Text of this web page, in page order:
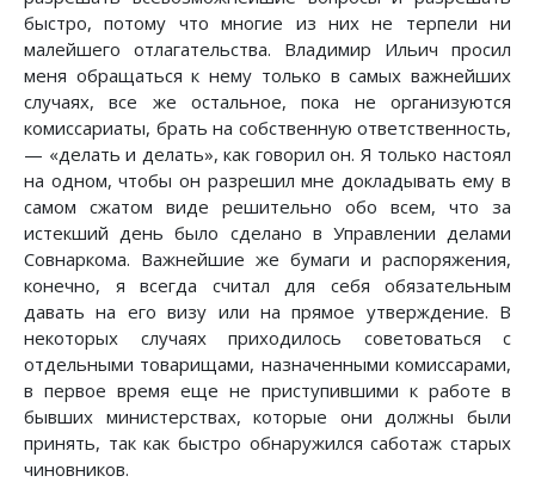
быстро, потому что многие из них не терпели ни
малейшего отлагательства. Владимир Ильич просил
меня обращаться к нему только в самых важнейших
случаях, все же остальное, пока не организуются
комиссариаты, брать на собственную ответственность,
— «делать и делать», как говорил он. Я только настоял
на одном, чтобы он разрешил мне докладывать ему в
самом сжатом виде решительно обо всем, что за
истекший день было сделано в Управлении делами
Совнаркома. Важнейшие же бумаги и распоряжения,
конечно, я всегда считал для себя обязательным
давать на его визу или на прямое утверждение. В
некоторых случаях приходилось советоваться с
отдельными товарищами, назначенными комиссарами,
в первое время еще не приступившими к работе в
бывших министерствах, которые они должны были
принять, так как быстро обнаружился саботаж старых
чиновников.